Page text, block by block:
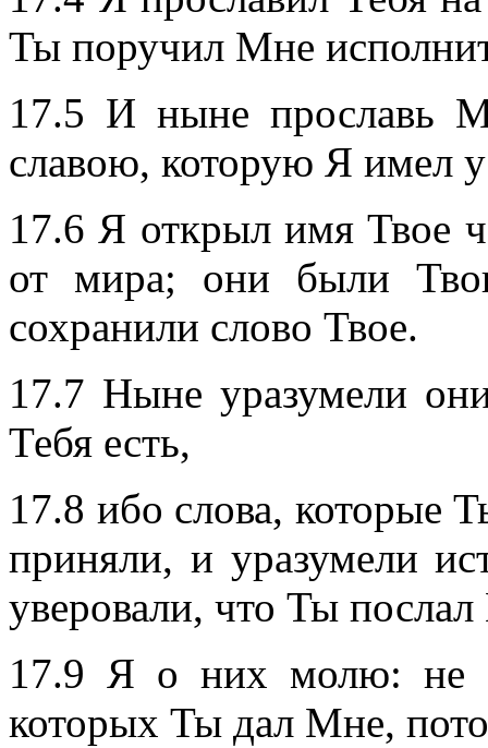
Ты поручил Мне
17.5 И ныне прославь
славою, которую Я имел
17.6 Я открыл имя Твое
от мира; они были
сохранили слово Твое.
17.7 Ныне уразумели
Тебя есть,
17.8 ибо слова, которые
приняли, и уразумели
уверовали, что Ты
17.9 Я о них молю: не
которых Ты дал Мне,